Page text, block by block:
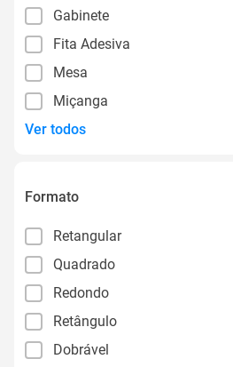
Gabinete
Fita Adesiva
Mesa
Miçanga
Ver todos
Formato
Retangular
Quadrado
Redondo
Retângulo
Dobrável